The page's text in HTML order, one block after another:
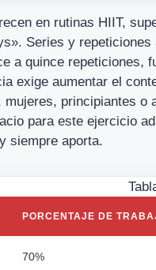
en rutinas HIIT,
Series y repeticiones
a quince repeticiones,
exige aumentar el
principiantes o
para este ejercicio
siempre aporta.
PORCENTAJE DE
70%